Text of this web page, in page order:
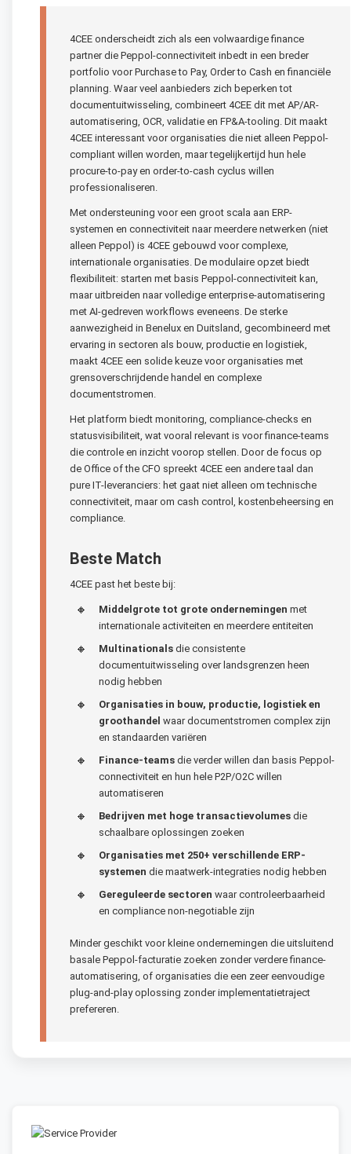
4CEE onderscheidt zich als een volwaardige finance
partner die Peppol-connectiviteit inbedt in een breder
portfolio voor Purchase to Pay, Order to Cash en financiële
planning. Waar veel aanbieders zich beperken tot
documentuitwisseling, combineert 4CEE dit met AP/AR-
automatisering, OCR, validatie en FP&A-tooling. Dit maakt
4CEE interessant voor organisaties die niet alleen Peppol-
compliant willen worden, maar tegelijkertijd hun hele
procure-to-pay en order-to-cash cyclus willen
professionaliseren.
Met ondersteuning voor een groot scala aan ERP-
systemen en connectiviteit naar meerdere netwerken (niet
alleen Peppol) is 4CEE gebouwd voor complexe,
internationale organisaties. De modulaire opzet biedt
flexibiliteit: starten met basis Peppol-connectiviteit kan,
maar uitbreiden naar volledige enterprise-automatisering
met AI-gedreven workflows eveneens. De sterke
aanwezigheid in Benelux en Duitsland, gecombineerd met
ervaring in sectoren als bouw, productie en logistiek,
maakt 4CEE een solide keuze voor organisaties met
grensoverschrijdende handel en complexe
documentstromen.
Het platform biedt monitoring, compliance-checks en
statusvisibiliteit, wat vooral relevant is voor finance-teams
die controle en inzicht voorop stellen. Door de focus op
de Office of the CFO spreekt 4CEE een andere taal dan
pure IT-leveranciers: het gaat niet alleen om technische
connectiviteit, maar om cash control, kostenbeheersing en
compliance.
Beste Match
4CEE past het beste bij:
Middelgrote tot grote ondernemingen met
internationale activiteiten en meerdere entiteiten
Multinationals die consistente
documentuitwisseling over landsgrenzen heen
nodig hebben
Organisaties in bouw, productie, logistiek en
groothandel waar documentstromen complex zijn
en standaarden variëren
Finance-teams die verder willen dan basis Peppol-
connectiviteit en hun hele P2P/O2C willen
automatiseren
Bedrijven met hoge transactievolumes die
schaalbare oplossingen zoeken
Organisaties met 250+ verschillende ERP-
systemen die maatwerk-integraties nodig hebben
Gereguleerde sectoren waar controleerbaarheid
en compliance non-negotiable zijn
Minder geschikt voor kleine ondernemingen die uitsluitend
basale Peppol-facturatie zoeken zonder verdere finance-
automatisering, of organisaties die een zeer eenvoudige
plug-and-play oplossing zonder implementatietraject
prefereren.